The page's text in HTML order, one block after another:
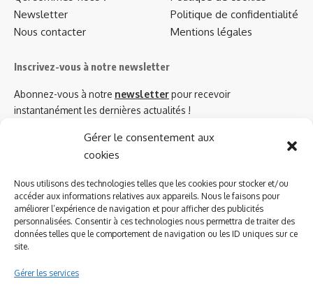
Gérer le consentement aux
cookies
Nous utilisons des technologies telles que les cookies pour stocker et/ou
accéder aux informations relatives aux appareils. Nous le faisons pour
améliorer l’expérience de navigation et pour afficher des publicités
personnalisées. Consentir à ces technologies nous permettra de traiter des
données telles que le comportement de navigation ou les ID uniques sur ce
site.
Gérer les services
Newsletter
Nous contacter
Politique de confidentialité
Mentions légales
Inscrivez-vous à notre newsletter
Abonnez-vous à notre newsletterpour recevoir
instantanément les dernières actualités !
Azinat.com TV soutient